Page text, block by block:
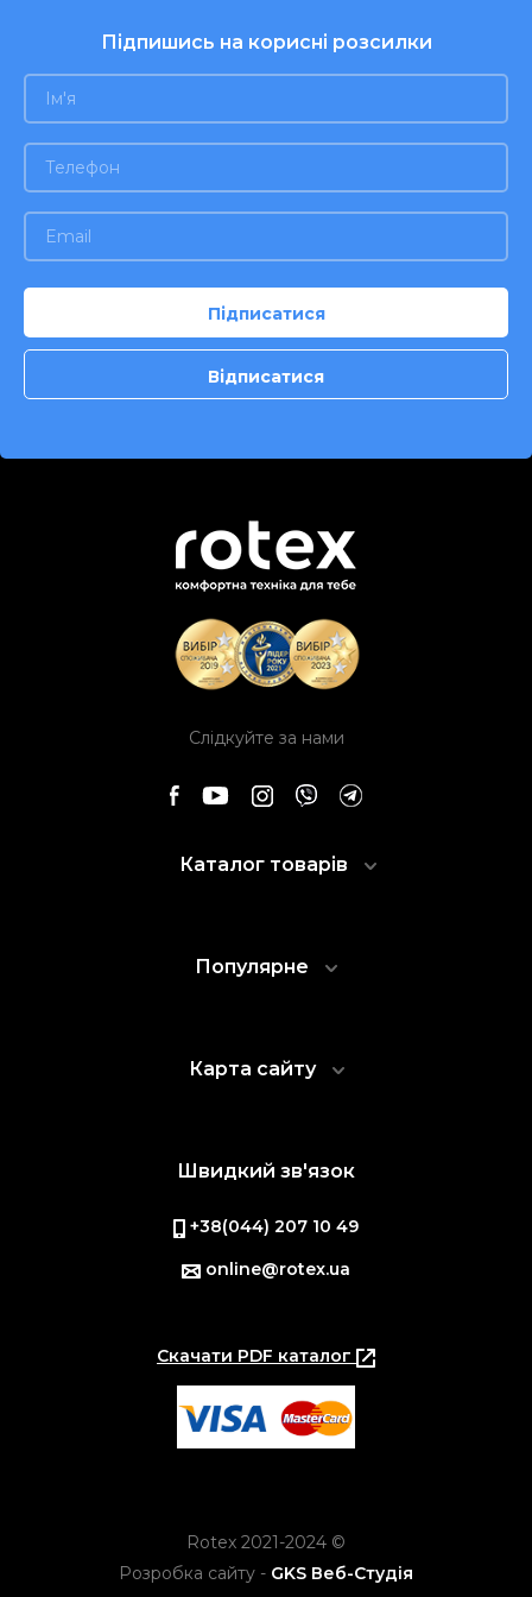
Підпишись на корисні розсилки
Слідкуйте за нами
Каталог товарів
Популярне
Карта сайту
Швидкий зв'язок
+38(044) 207 10 49
online@rotex.ua
Скачати PDF каталог
Rotex 2021-2024 ©
Розробка сайту - GKS Веб-Студія